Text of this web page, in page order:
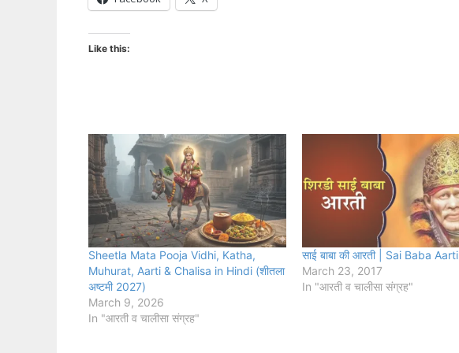
Like this:
Sheetla Mata Pooja Vidhi, Katha,
Muhurat, Aarti & Chalisa in Hindi (शीतला
अष्टमी 2027)
March 9, 2026
In "आरती व चालीसा संग्रह"
साई बाबा की आरती | Sai Baba Aarti
March 23, 2017
In "आरती व चालीसा संग्रह"